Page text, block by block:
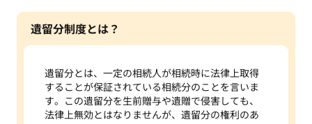
遺留分制度とは？
遺留分とは、一定の相続人が相続時に法律上取得
することが保証されている相続分のことを言いま
す。この遺留分を生前贈与や遺贈で侵害しても、
法律上無効とはなりませんが、遺留分の権利のあ